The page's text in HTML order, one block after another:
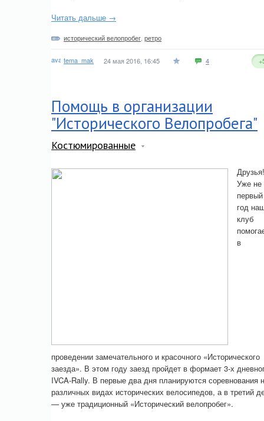
Читать дальше →
исторический велопробег ретро
tema_mak 24 мая 2016, 16:45 4
Помощь в организации
"Исторического Велопробега"
Костюмированные
Друзья!
Уже не
первый
год
клуб
в
проведении замечательного и красочного «Исторического
заезда». В этом году заезд пройдет в формает 3-х
IVCA-Rally. В первые два дня планируются соревнования
различных видах исторических велосипедов, а в третий
— уже традиционный «Исторический велопробег».